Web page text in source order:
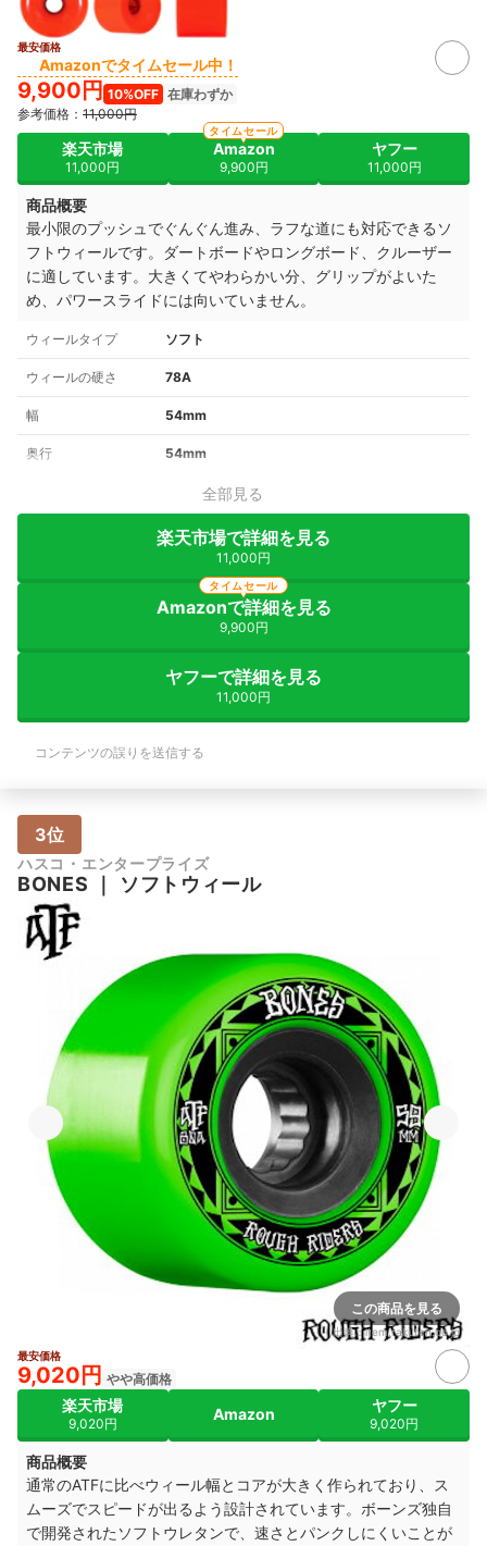
最安価格
Amazonでタイムセール中！
9,900円 10%OFF 在庫わずか
参考価格： 11,000円
楽天市場
11,000円
Amazon
9,900円
タイムセール
ヤフー
11,000円
商品概要
最小限のプッシュでぐんぐん進み、ラフな道にも対応できるソ
フトウィールです。ダートボードやロングボード、クルーザー
に適しています。大きくてやわらかい分、グリップがよいた
め、パワースライドには向いていません。
ウィールタイプ ソフト
ウィールの硬さ 78A
幅 54mm
奥行 54mm
全部見る
楽天市場で詳細を見る
11,000円
Amazonで詳細を見る
9,900円
タイムセール
ヤフーで詳細を見る
11,000円
コンテンツの誤りを送信する
3位
ハスコ・エンタープライズ
BONES ソフトウィール
この商品を見る
出典：item.rakuten.co.jp
最安価格
9,020円 やや高価格
楽天市場
9,020円
Amazon ヤフー
9,020円
商品概要
通常のATFに比べウィール幅とコアが大きく作られており、ス
ムーズでスピードが出るよう設計されています。 ボーンズ独自
で開発されたソフトウレタンで、速さとパンクしにくいことが